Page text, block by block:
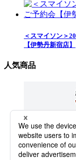
＜スマイソン＞
【伊勢丹新宿店】
人気商品